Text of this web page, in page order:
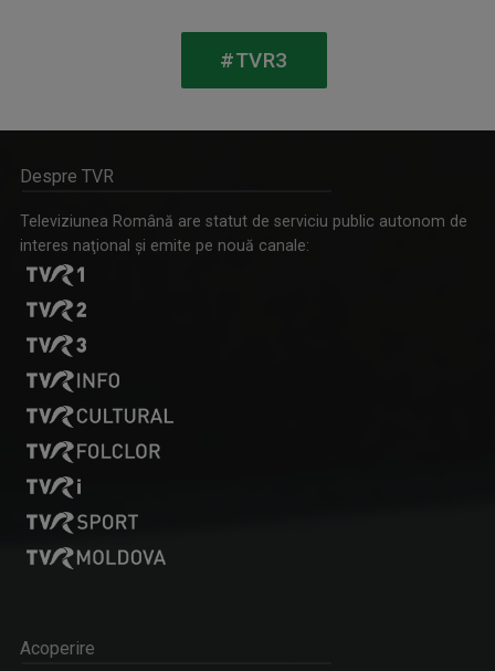
CĂLĂTOR DE MESERIE
Vineri, ora 18:20, la TVR Tg. Mureș; sâmbătă, ...
Sâmbătă, duminică, ora 7.00, la TVR3
SEBESI KAREN ATTILA
Karen a realizat şi realizează în continuare ...
#TVR3
Despre TVR
Televiziunea Română are statut de serviciu public autonom de
interes naţional şi emite pe nouă canale:
Acoperire